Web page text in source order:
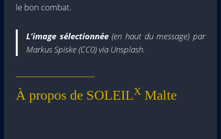
le bon combat.
L’image sélectionnée(en haut du message) par
Markus Spiske (CC0) via Unsplash.
À propos de SOLEILX Malte